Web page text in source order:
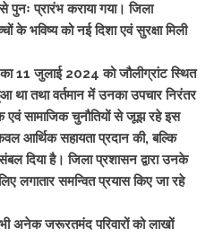
पुनः प्रारंभ कराया गया। जिला
के भविष्य को नई दिशा एवं सुरक्षा मिली
11 जुलाई 2024 को जौलीग्रांट स्थित
तथा वर्तमान में उनका उपचार निरंतर
एवं सामाजिक चुनौतियों से जूझ रहे इस
आर्थिक सहायता प्रदान की, बल्कि
दिया है। जिला प्रशासन द्वारा उनके
लगातार समन्वित प्रयास किए जा रहे
भी अनेक जरूरतमंद परिवारों को लाखों